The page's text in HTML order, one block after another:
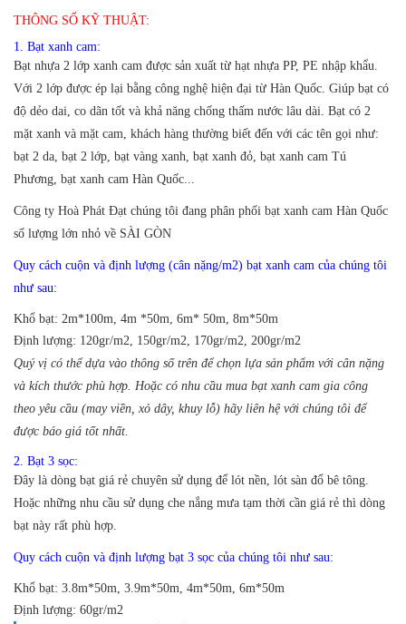
THÔNG SỐ KỸ THUẬT:
1. Bạt xanh cam:
Bạt nhựa 2 lớp xanh cam được sản xuất từ hạt nhựa PP, PE nhập khẩu.
Với 2 lớp được ép lại bằng công nghệ hiện đại từ Hàn Quốc. Giúp bạt có
độ dẻo dai, co dãn tốt và khả năng chống thấm nước lâu dài. Bạt có 2
mặt xanh và mặt cam, khách hàng thường biết đến với các tên gọi như:
bạt 2 da, bạt 2 lớp, bạt vàng xanh, bạt xanh đỏ, bạt xanh cam Tú
Phương, bạt xanh cam Hàn Quốc...
Công ty Hoà Phát Đạt chúng tôi đang phân phối bạt xanh cam Hàn Quốc
số lượng lớn nhỏ về SÀI GÒN
Quy cách cuộn và định lượng (cân nặng/m2) bạt xanh cam của chúng tôi
như sau:
Khổ bạt: 2m*100m, 4m *50m, 6m* 50m, 8m*50m
Định lượng: 120gr/m2, 150gr/m2, 170gr/m2, 200gr/m2
Quý vị có thể dựa vào thông số trên để chọn lựa sản phẩm với cân nặng
và kích thước phù hợp. Hoặc có nhu cầu mua bạt xanh cam gia công
theo yêu cầu (may viền, xỏ dây, khuy lỗ) hãy liên hệ với chúng tôi để
được báo giá tốt nhất.
2. Bạt 3 sọc:
Đây là dòng bạt giá rẻ chuyên sử dụng để lót nền, lót sàn đổ bê tông.
Hoặc những nhu cầu sử dụng che nắng mưa tạm thời cần giá rẻ thì dòng
bạt này rất phù hợp.
Quy cách cuộn và định lượng bạt 3 sọc của chúng tôi như sau:
Khổ bạt: 3.8m*50m, 3.9m*50m, 4m*50m, 6m*50m
Định lượng: 60gr/m2